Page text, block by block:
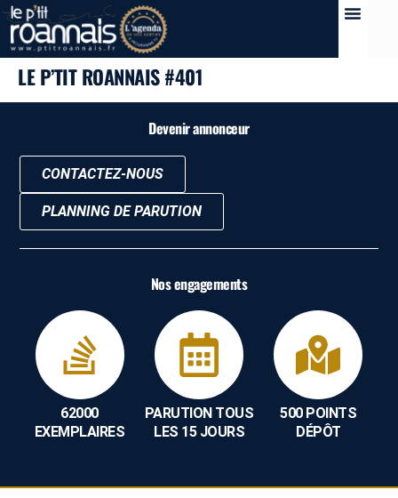
LE P’TIT ROANNAIS #401
Devenir annonceur
CONTACTEZ-NOUS
PLANNING DE PARUTION
Nos engagements
62000
EXEMPLAIRES
PARUTION TOUS
LES 15 JOURS
500 POINTS
DÉPÔT